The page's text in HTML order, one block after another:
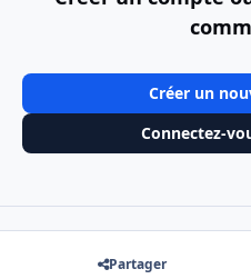
Créer un
Connectez-
Partager